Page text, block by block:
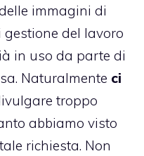
immagini di
del lavoro
in uso da parte di
Naturalmente ci
troppo
abbiamo visto
richiesta. Non